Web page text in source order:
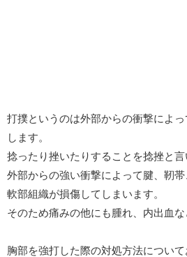
打撲というのは外部からの衝撃によ
します。
捻ったり挫いたりすることを捻挫と言
外部からの強い衝撃によって腱、靭
軟部組織が損傷してしまいます。
そのため痛みの他にも腫れ、内出血な
胸部を強打した際の対処方法について